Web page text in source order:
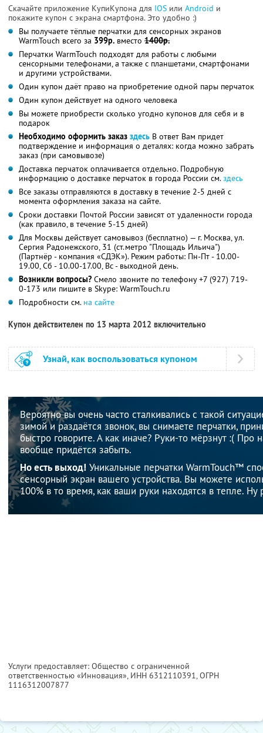
Скачайте приложение КупиКупона для IOS или Android и
покажите купон с экрана смартфона. Это удобно :)
Вы получаете тёплые перчатки для сенсорных экранов
WarmTouch всего за 399р. вместо 1400р.
Перчатки WarmTouch подходят для работы с любыми
сенсорными телефонами, а также с планшетами, смартфонами
и другими устройствами.
Один купон даёт право на приобретение одной пары перчаток
Один купон действует на одного человека
Вы можете приобрести сколько угодно купонов для себя и в
подарок
Необходимо оформить заказ здесь В ответ Вам придет
подтверждение и информация о деталях: когда можно забрать
заказ (при самовывозе)
Доставка перчаток оплачивается отдельно. Подробную
информацию о доставке перчаток в города России см.здесь
Все заказы отправляются в доставку в течение 2-5 дней с
момента оформления заказа на сайте.
Сроки доставки Почтой России зависят от удаленности города
(как правило, в течение 5-15 дней)
Для Москвы действует самовывоз (бесплатно) — г. Москва, ул.
Сергия Радонежского, 31 (ст.метро "Площадь Ильича")
(Партнёр - компания «СДЭК»). Режим работы: Пн-Пт - 10.00-
19.00, Сб - 10.00-17.00, Вс - выходной день.
Возникли вопросы? Смело звоните по телефону +7 (927) 719-
0-173 или пишите в Skype: WarmTouch.ru
Подробности см. на сайте
Купон действителен по 13 марта 2012 включительно
Узнай, как воспользоваться купоном
Вероятно вы очень часто сталкивались с такой
зимой и раздаётся звонок, вы снимаете перчатки,
быстро говорите. А как иначе? Руки-то мёрзнут :( Про
вообще придётся забыть.
Но есть выход! Уникальные перчатки WarmTouch™
сенсорный экран вашего устройства. Вы можете
100% в то время, как ваши руки находятся в тепле. Ну
Услуги предоставляет: Общество с ограниченной
ответственностью «Инновация», ИНН 6312110391, ОГРН
1116312007877